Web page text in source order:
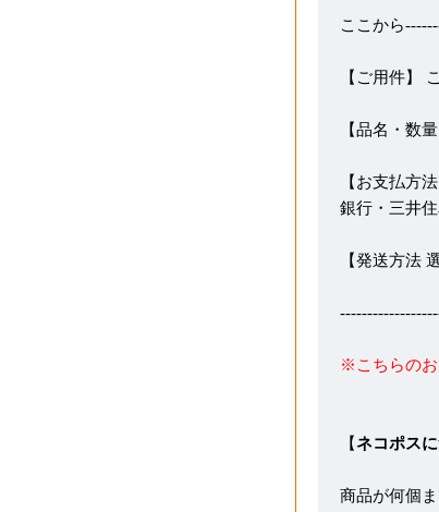
ここから
【ご用件】
【品名・数量
【お支払方
銀行・三井
【発送方法
※こちらのお
【ネコポス
商品が何個